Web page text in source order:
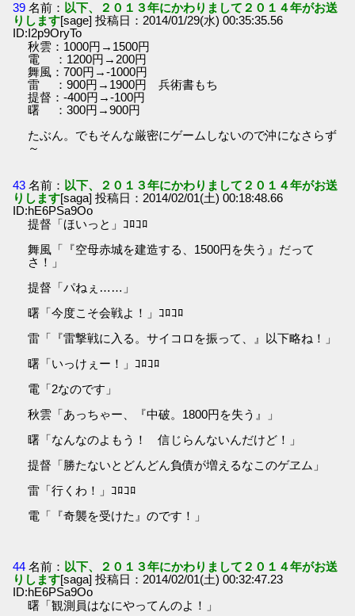
39 名前： 以下、２０１３年にかわりまして２０１４年がお送
りします[sage] 投稿日：2014/01/29(水) 00:35:35.56
ID:I2p9OryTo
秋雲：1000円→1500円
電 ：1200円→200円
舞風：700円→-1000円
雷 ：900円→1900円 兵術書もち
提督：-400円→-100円
曙 ：300円→900円
たぶん。でもそんな厳密にゲームしないので沖になさらず
～
43 名前： 以下、２０１３年にかわりまして２０１４年がお送
りします[saga] 投稿日：2014/02/01(土) 00:18:48.66
ID:hE6PSa9Oo
提督「ほいっと」ｺﾛｺﾛ
舞風「『空母赤城を建造する、1500円を失う』だって
さ！」
提督「パねぇ……」
曙「今度こそ会戦よ！」ｺﾛｺﾛ
雷「『雷撃戦に入る。サイコロを振って、』以下略ね！」
曙「いっけぇー！」ｺﾛｺﾛ
電「2なのです」
秋雲「あっちゃー、『中破。1800円を失う』」
曙「なんなのよもう！ 信じらんないんだけど！」
提督「勝たないとどんどん負債が増えるなこのゲヱム」
雷「行くわ！」ｺﾛｺﾛ
電「『奇襲を受けた』のです！」
44 名前： 以下、２０１３年にかわりまして２０１４年がお送
りします[saga] 投稿日：2014/02/01(土) 00:32:47.23
ID:hE6PSa9Oo
曙「観測員はなにやってんのよ！」